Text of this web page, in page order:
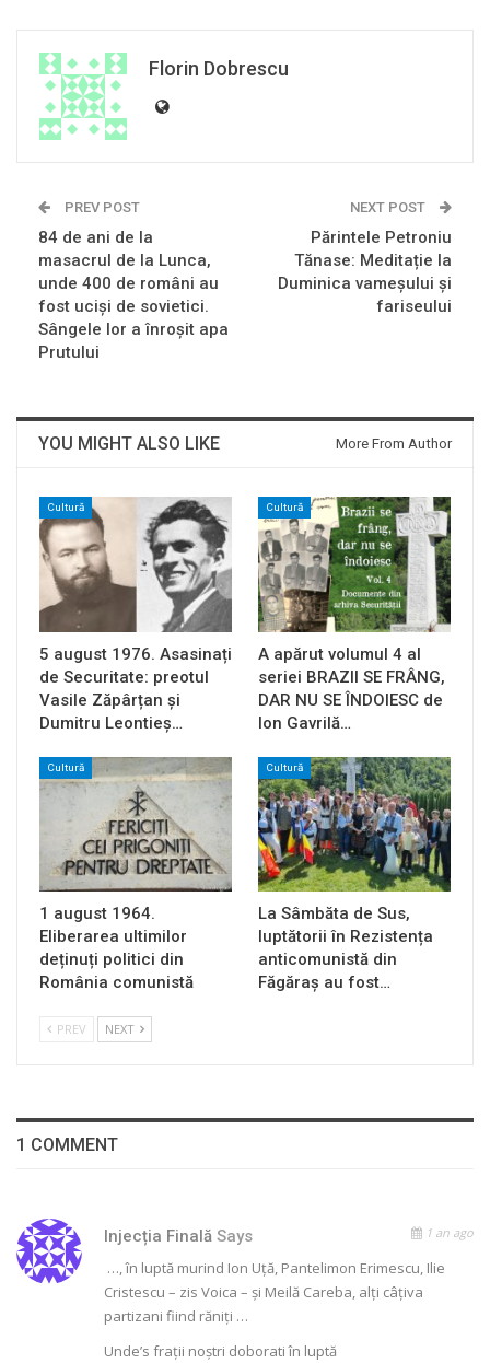
Florin Dobrescu
PREV POST
84 de ani de la
masacrul de la Lunca,
unde 400 de români au
fost uciși de sovietici.
Sângele lor a înroșit apa
Prutului
NEXT POST
Părintele Petroniu
Tănase: Meditație la
Duminica vameșului și
fariseului
YOU MIGHT ALSO LIKE More From Author
Cultură
5 august 1976. Asasinați
de Securitate: preotul
Vasile Zăpârțan și
Dumitru Leontieș…
Cultură
A apărut volumul 4 al
seriei BRAZII SE FRÂNG,
DAR NU SE ÎNDOIESC de
Ion Gavrilă…
Cultură
1 august 1964.
Eliberarea ultimilor
deținuți politici din
România comunistă
Cultură
La Sâmbăta de Sus,
luptătorii în Rezistența
anticomunistă din
Făgăraș au fost…
PREV NEXT
1 COMMENT
Injecția Finală Says 1 an ago
…, în luptă murind Ion Uță, Pantelimon Erimescu, Ilie
Cristescu – zis Voica – și Meilă Careba, alți câțiva
partizani fiind răniți …
Unde’s frații noștri doborati în luptă